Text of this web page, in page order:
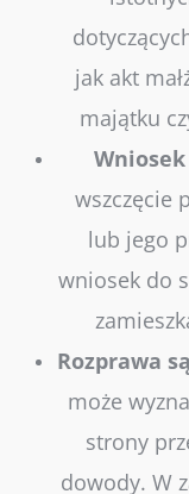
jak akt
majątku
Wniosek
wszczęcie
lub jego
wniosek do
Rozprawa
może
strony
dowody. W